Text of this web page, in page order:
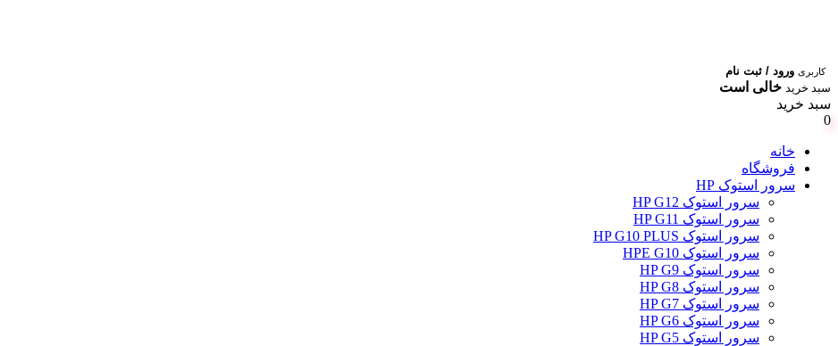
کاربری ورود / ثبت نام
سبد خرید خالی است
سبد خرید
0
خانه
فروشگاه
سرور استوک HP
سرور استوک HP G12
سرور استوک HP G11
سرور استوک HP G10 PLUS
سرور استوک HPE G10
سرور استوک HP G9
سرور استوک HP G8
سرور استوک HP G7
سرور استوک HP G6
سرور استوک HP G5